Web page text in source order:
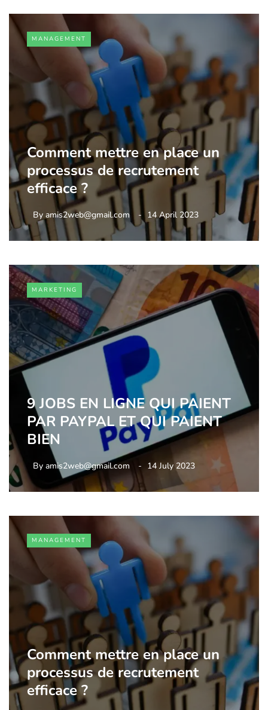
MANAGEMENT
Comment mettre en place un
processus de recrutement
efficace ?
By amis2web@gmail.com 14 April 2023
MARKETING
9 JOBS EN LIGNE QUI PAIENT
PAR PAYPAL ET QUI PAIENT
BIEN
By amis2web@gmail.com 14 July 2023
MANAGEMENT
Comment mettre en place un
processus de recrutement
efficace ?